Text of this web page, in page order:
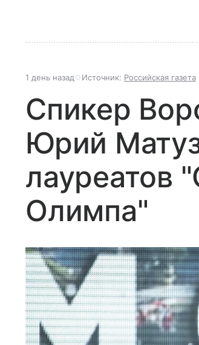
1 день назад Источник: Российская газета
Спикер
Юрий
лауреатов
Олимпа"